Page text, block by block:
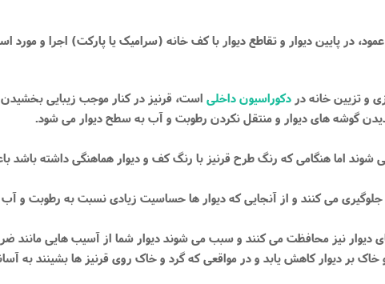
در پایین دیوار و تقاطع دیوار با کف خانه (سرامیک یا پارکت) اجرا و مورد
و تزیین خانه در دکوراسیون داخلی است، قرنیز در کنار موجب زیبایی بخشیدن
گوشه ‌های دیوار و منتقل نکردن رطوبت و آب به سطح دیوار می‌ شود.
شوند اما هنگامی که رنگ طرح قرنیز با رنگ کف و دیوار هماهنگی داشته
جلوگیری می کنند و از آنجایی که دیوار ها حساسیت زیادی نسبت به رطوبت و آب